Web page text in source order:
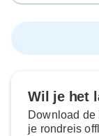
Wil je het
Download
je rondreis